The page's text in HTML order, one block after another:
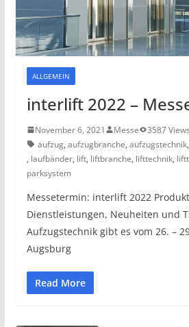
ALLGEMEIN
interlift 2022 –
November 6, 2021 Messe
3587 Views
aufzug, aufzugbranche, aufzugstechnik,
, laufbänder, lift, liftbranche, lifttechnik,
parksystem
Messetermin: interlift 2022
Dienstleistungen, Neuheiten und
Aufzugstechnik gibt es vom 26. –
Augsburg
Read More